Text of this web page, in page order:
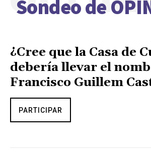
Sondeo de
¿Cree que la Casa de
debería llevar el
Francisco Guillem
PARTICIPAR